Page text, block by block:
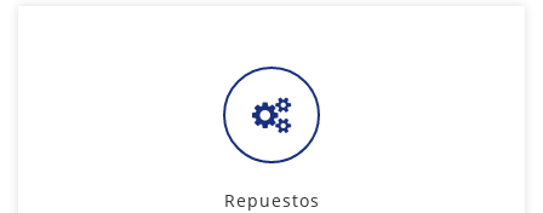
Repuestos